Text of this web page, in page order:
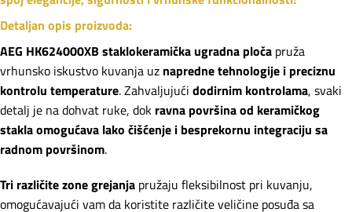
Detaljan opis proizvoda:
AEG HK624000XB staklokeramička ugradna ploča pruža
vrhunsko iskustvo kuvanja uz napredne tehnologije i preciznu
kontrolu temperature. Zahvaljujući dodirnim kontrolama, svaki
detalj je na dohvat ruke, dok ravna površina od keramičkog
stakla omogućava lako čišćenje i besprekornu integraciju sa
radnom površinom.
Tri različite zone grejanja pružaju fleksibilnost pri kuvanju,
omogućavajući vam da koristite različite veličine posuđa sa